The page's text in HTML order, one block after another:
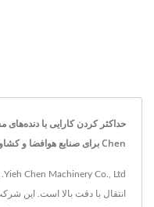
Chen برای صنایع هوافضا و کشاورزی